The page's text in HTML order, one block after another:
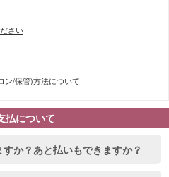
さい
ン/保管)方法について
払について
か？あと払いもできますか？